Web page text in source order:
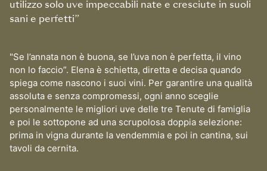
utilizzo solo uve impeccabili nate e cresciute in suoli
sani e perfetti”
"Se l’annata non è buona, se l’uva non è perfetta, il vino
non lo faccio”. Elena è schietta, diretta e decisa quando
spiega come nascono i suoi vini. Per garantire una qualità
assoluta e senza compromessi, ogni anno sceglie
personalmente le migliori uve delle tre Tenute di famiglia
e poi le sottopone ad una scrupolosa doppia selezione:
prima in vigna durante la vendemmia e poi in cantina, sui
tavoli da cernita.